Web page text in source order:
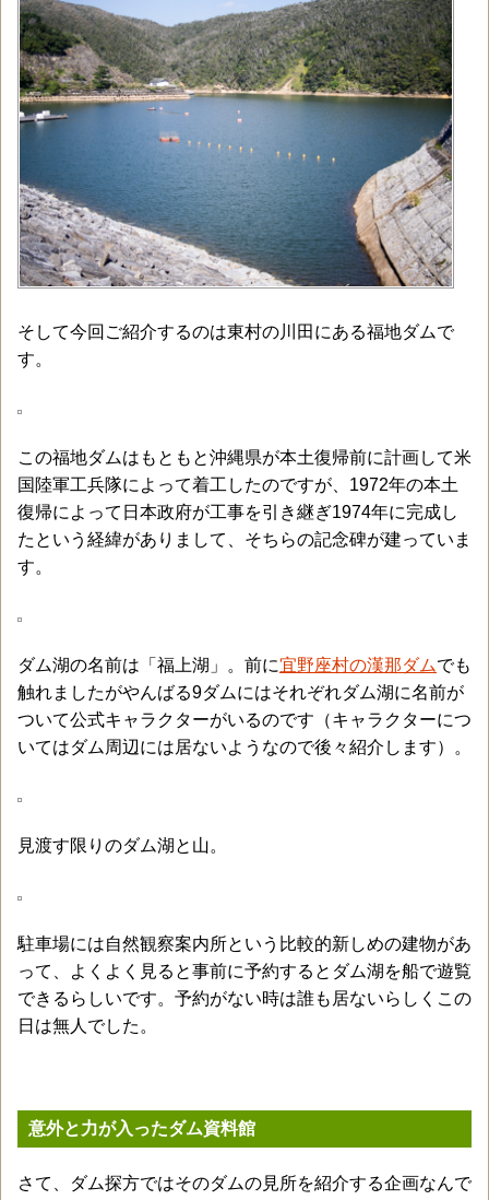
そして今回ご紹介するのは東村の川田にある福地ダムで
す。
この福地ダムはもともと沖縄県が本土復帰前に計画して米
国陸軍工兵隊によって着工したのですが、1972年の本土
復帰によって日本政府が工事を引き継ぎ1974年に完成し
たという経緯がありまして、そちらの記念碑が建っていま
す。
ダム湖の名前は「福上湖」。前に宜野座村の漢那ダムでも
触れましたがやんばる9ダムにはそれぞれダム湖に名前が
ついて公式キャラクターがいるのです（キャラクターにつ
いてはダム周辺には居ないようなので後々紹介します）。
見渡す限りのダム湖と山。
駐車場には自然観察案内所という比較的新しめの建物があ
って、よくよく見ると事前に予約するとダム湖を船で遊覧
できるらしいです。予約がない時は誰も居ないらしくこの
日は無人でした。
意外と力が入ったダム資料館
さて、ダム探方ではそのダムの見所を紹介する企画なんで